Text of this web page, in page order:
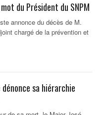
du Président du SNPM
annonce du décès de M.
chargé de la prévention et
sa hiérarchie